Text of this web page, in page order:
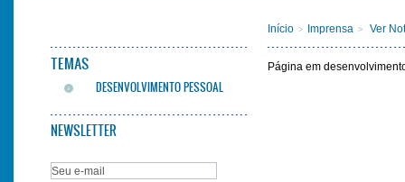
TEMAS
DESENVOLVIMENTO PESSOAL
NEWSLETTER
Início > Imprensa > Ver
Página em